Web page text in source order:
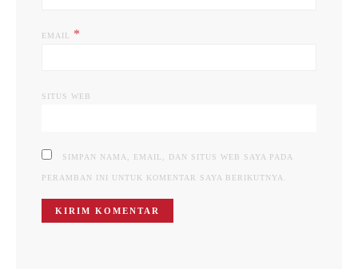
EMAIL *
SITUS WEB
SIMPAN NAMA, EMAIL, DAN SITUS WEB SAYA PADA
PERAMBAN INI UNTUK KOMENTAR SAYA BERIKUTNYA.